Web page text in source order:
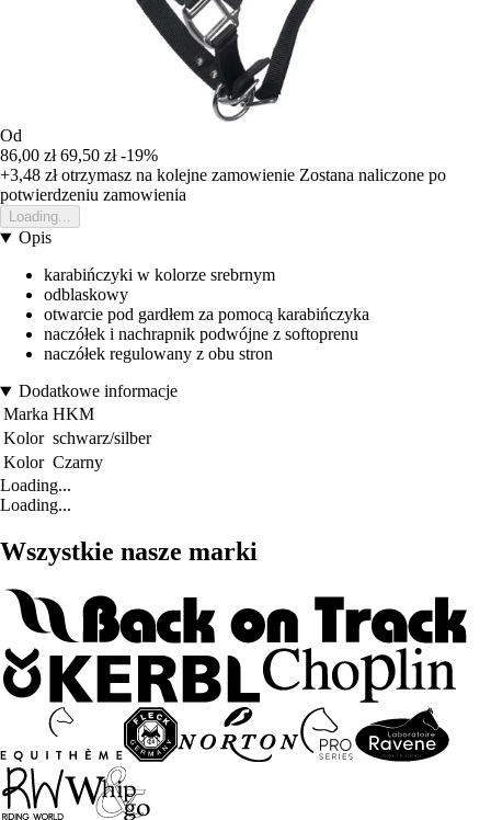
Od
86,00 zł 69,50 zł -19%
+3,48 złotrzymasz na kolejne zamowienie Zostana naliczone po
potwierdzeniu zamowienia
Loading...
Opis
karabińczyki w kolorze srebrnym
odblaskowy
otwarcie pod gardłem za pomocą karabińczyka
naczółek i nachrapnik podwójne z softoprenu
naczółek regulowany z obu stron
Dodatkowe informacje
Marka HKM
Kolor schwarz/silber
Kolor Czarny
Loading...
Loading...
Wszystkie nasze marki